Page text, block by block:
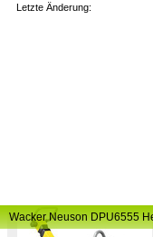
Letzte Änderung:
Wacker Neuson DPU6555